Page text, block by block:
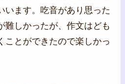
います。吃音があり思った
難しかったが、作文はども
ことができたので楽しかっ